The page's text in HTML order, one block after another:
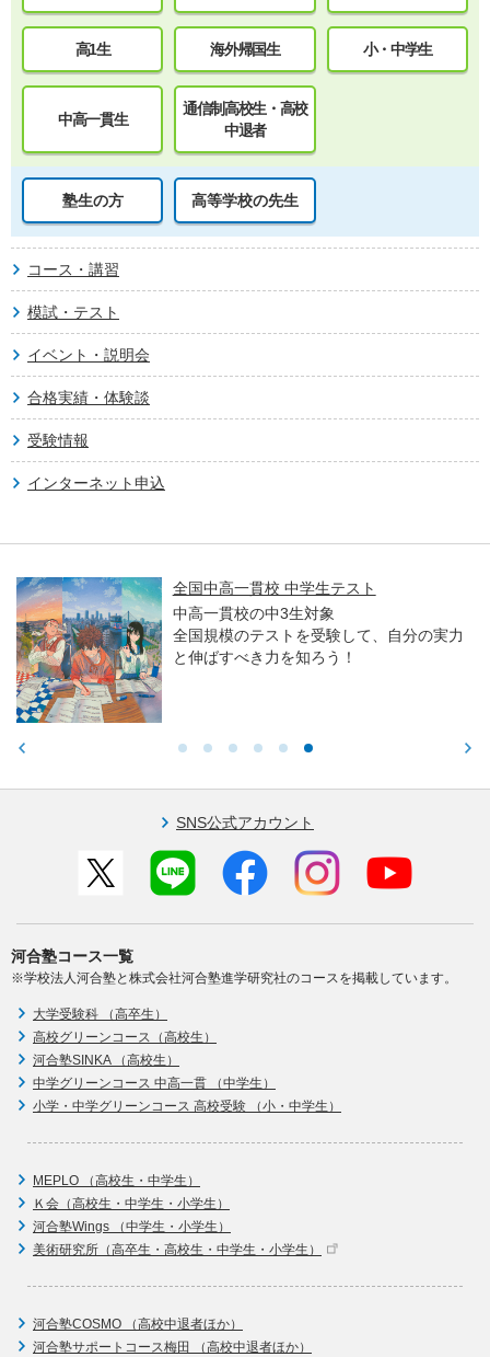
高1生 海外帰国生 小・中学生
中高一貫生
通信制高校生・高校
中退者
塾生の方 高等学校の先生
コース・講習
模試・テスト
イベント・説明会
合格実績・体験談
受験情報
インターネット申込
全国中高一貫校 中学生テスト
中高一貫校の中3生対象
全国規模のテストを受験して、自分の実力
と伸ばすべき力を知ろう！
SNS公式アカウント
河合塾コース一覧
※学校法人河合塾と株式会社河合塾進学研究社のコースを掲載しています。
大学受験科 （高卒生）
高校グリーンコース（高校生）
河合塾SINKA （高校生）
中学グリーンコース 中高一貫 （中学生）
小学・中学グリーンコース 高校受験 （小・中学生）
MEPLO （高校生・中学生）
Ｋ会（高校生・中学生・小学生）
河合塾Wings （中学生・小学生）
美術研究所（高卒生・高校生・中学生・小学生）
河合塾COSMO （高校中退者ほか）
河合塾サポートコース梅田 （高校中退者ほか）